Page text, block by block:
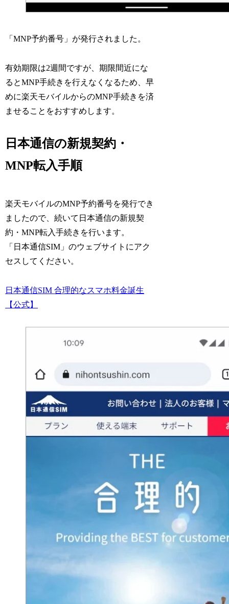
「MNP予約番号」が発行されました。
有効期限は2週間ですが、期限間近にな
るとMNP手続きを行えなくなるため、早
めに楽天モバイルからのMNP手続きを済
ませることをおすすめします。
日本通信の新規契約・
MNP転入手順
楽天モバイルのMNP予約番号を発行でき
ましたので、続いて日本通信の新規契
約・MNP転入手続きを行います。
「日本通信SIM」のウェブサイトにアク
セスしてください。
日本通信SIM 合理的なスマホ料金誕生
【公式】